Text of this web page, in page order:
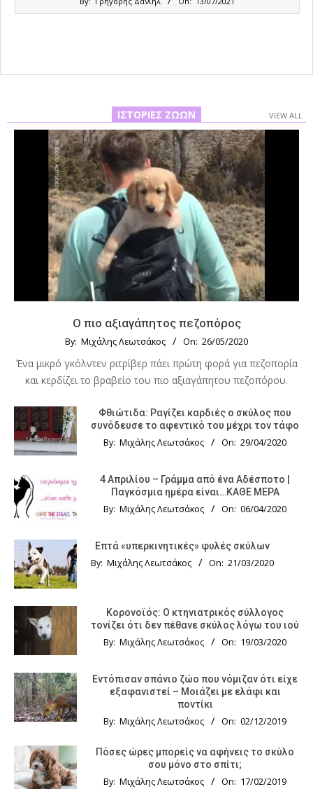
ΙΣΤΟΡΊΕΣ ΖΏΩΝ VIEW ALL
Ο πιο αξιαγάπητος πεζοπόρος
By: Μιχάλης Λεωτσάκος On: 26/05/2020
Ένα μικρό γκόλντεν ριτρίβερ πάει πρώτη φορά για πεζοπορία
και κερδίζει το βραβείο του πιο αξιαγάπητου πεζοπόρου.
Φθιώτιδα: Ραγίζει καρδιές ο σκύλος που
συνόδευσε το αφεντικό του μέχρι τον τάφο
By: Μιχάλης Λεωτσάκος On: 29/04/2020
4 Απριλίου – Γράμμα από ένα Αδέσποτο |
Παγκόσμια ημέρα είναι…ΚΑΘΕ ΜΕΡΑ
By: Μιχάλης Λεωτσάκος On: 06/04/2020
Επτά «υπερκινητικές» φυλές σκύλων
By: Μιχάλης Λεωτσάκος On: 21/03/2020
Κορονοϊός: Ο κτηνιατρικός σύλλογος
τονίζει ότι δεν πέθανε σκύλος λόγω του ιού
By: Μιχάλης Λεωτσάκος On: 19/03/2020
Εντόπισαν σπάνιο ζώο που νόμιζαν ότι είχε
εξαφανιστεί – Μοιάζει με ελάφι και
ποντίκι
By: Μιχάλης Λεωτσάκος On: 02/12/2019
Πόσες ώρες μπορείς να αφήνεις το σκύλο
σου μόνο στο σπίτι;
By: Μιχάλης Λεωτσάκος On: 17/02/2019